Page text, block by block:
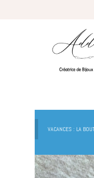
VACANCES : LA